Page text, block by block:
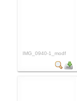
IMG_0940-1_modf